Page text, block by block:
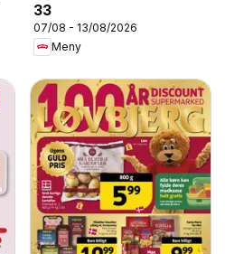
33
07/08 - 13/08/2026
Meny